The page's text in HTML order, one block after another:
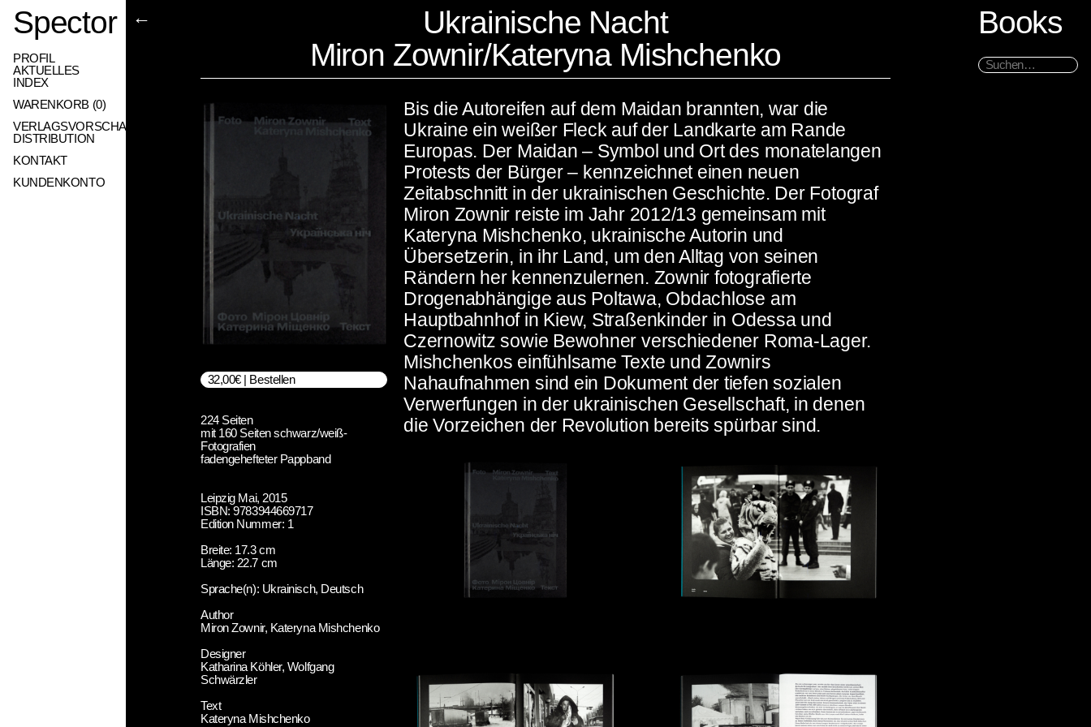
Spector
PROFIL
AKTUELLES
INDEX
WARENKORB (0)
VERLAGSVORSCHAU
DISTRIBUTION
KONTAKT
KUNDENKONTO
Books
←
Ukrainische Nacht
Miron Zownir/Kateryna Mishchenko
32,00€ | Bestellen
224 Seiten
mit 160 Seiten schwarz/weiß-
Fotografien
fadengehefteter Pappband
Leipzig Mai, 2015
ISBN: 9783944669717
Edition Nummer: 1
Breite: 17.3 cm
Länge: 22.7 cm
Sprache(n): Ukrainisch, Deutsch
Author
Miron Zownir, Kateryna Mishchenko
Designer
Katharina Köhler, Wolfgang
Schwärzler
Text
Kateryna Mishchenko
Bis die Autoreifen auf dem Maidan brannten, war die
Ukraine ein weißer Fleck auf der Landkarte am Rande
Europas. Der Maidan – Symbol und Ort des monatelangen
Protests der Bürger – kennzeichnet einen neuen
Zeitabschnitt in der ukrainischen Geschichte. Der Fotograf
Miron Zownir reiste im Jahr 2012/13 gemeinsam mit
Kateryna Mishchenko, ukrainische Autorin und
Übersetzerin, in ihr Land, um den Alltag von seinen
Rändern her kennenzulernen. Zownir fotografierte
Drogenabhängige aus Poltawa, Obdachlose am
Hauptbahnhof in Kiew, Straßenkinder in Odessa und
Czernowitz sowie Bewohner verschiedener Roma-Lager.
Mishchenkos einfühlsame Texte und Zownirs
Nahaufnahmen sind ein Dokument der tiefen sozialen
Verwerfungen in der ukrainischen Gesellschaft, in denen
die Vorzeichen der Revolution bereits spürbar sind.